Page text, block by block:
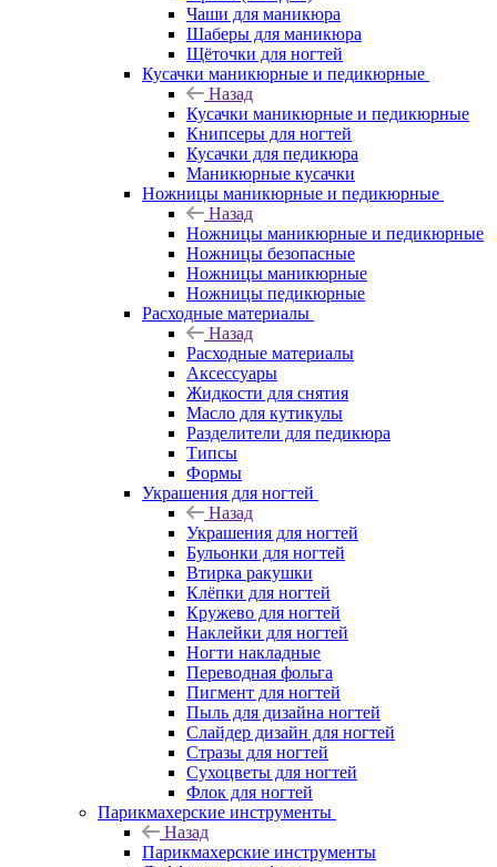
Чаши для маникюра
Шаберы для маникюра
Щёточки для ногтей
Кусачки маникюрные и педикюрные
Назад
Кусачки маникюрные и педикюрные
Книпсеры для ногтей
Кусачки для педикюра
Маникюрные кусачки
Ножницы маникюрные и педикюрные
Назад
Ножницы маникюрные и педикюрные
Ножницы безопасные
Ножницы маникюрные
Ножницы педикюрные
Расходные материалы
Назад
Расходные материалы
Аксессуары
Жидкости для снятия
Масло для кутикулы
Разделители для педикюра
Типсы
Формы
Украшения для ногтей
Назад
Украшения для ногтей
Бульонки для ногтей
Втирка ракушки
Клёпки для ногтей
Кружево для ногтей
Наклейки для ногтей
Ногти накладные
Переводная фольга
Пигмент для ногтей
Пыль для дизайна ногтей
Слайдер дизайн для ногтей
Стразы для ногтей
Сухоцветы для ногтей
Флок для ногтей
Парикмахерские инструменты
Назад
Парикмахерские инструменты